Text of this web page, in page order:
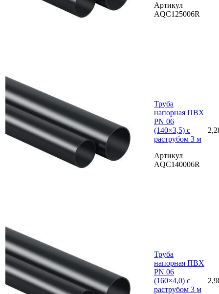
Артикул
AQC125006R
Труба
напорная ПВХ
PN 06
(140×3,5) с
раструбом 3 м
Артикул
AQC140006R
Труба
напорная ПВХ
PN 06
(160×4,0) с
раструбом 3 м